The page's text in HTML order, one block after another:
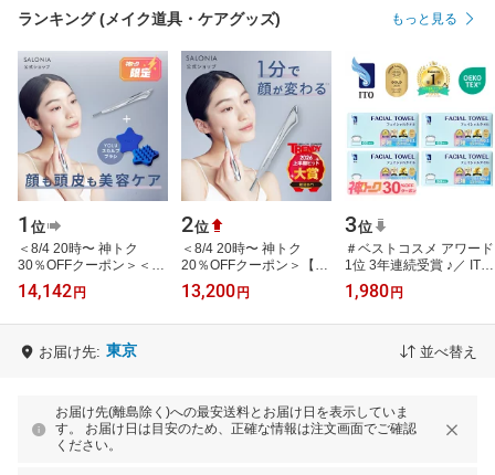
ランキング (メイク道具・ケアグッズ) もっと見る
1 位
＜8/4 20時〜 神トク
30％OFFクーポン＞＜公
式店＞【限定】SALONIA
サロニア フェイスカレン
14,142 円
2位
＜8/4 20時〜 神トク
20％OFFクーポン＞【
SALONIA サロニア フェ
イスカレントポインター
13,200 円
3位
＃ベストコスメ アワード
1位 3年連続受賞 ♪／ ITO
フェイシャルタオル
【60枚入×4個セット】
1,980 円
お届け先: 東京 並べ替え
お届け先(離島除く)への最安送料とお届け日を表示していま
す。 お届け日は目安のため、正確な情報は注文画面でご確認
ください。